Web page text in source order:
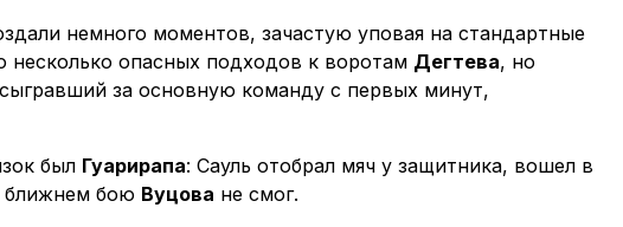
немного моментов, зачастую уповая на стандартные
несколько опасных подходов к воротам Дегтева, но
за основную команду с первых минут,
был Гуарирапа: Сауль отобрал мяч у защитника, вошел в
ближнем бою Вуцова не смог.